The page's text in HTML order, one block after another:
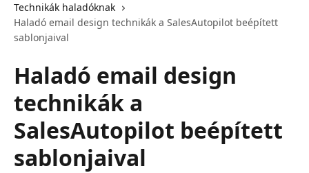
Technikák haladóknak
Haladó email design technikák a SalesAutopilot beépített
sablonjaival
Haladó email design
technikák a
SalesAutopilot beépített
sablonjaival